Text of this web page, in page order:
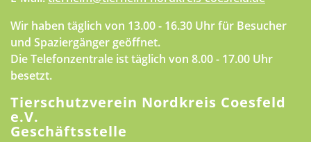
Wir haben täglich von 13.00 - 16.30 Uhr für Besucher
und Spaziergänger geöffnet.
Die Telefonzentrale ist täglich von 8.00 - 17.00 Uhr
besetzt.
Tierschutzverein Nordkreis Coesfeld
e.V.
Geschäftsstelle